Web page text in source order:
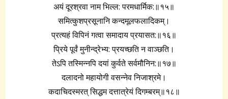
अयं दूरश्रवा नाम भिल्ल: परमधार्मिक:॥१५॥
समित्कुशप्रसूनानि कन्दमूलफलादिकम्‌।
प्रत्यहं विपिनं गत्वा समादाय प्रयासत:॥१६॥
प्रिये पूर्वं मुनीन्द्रेभ्य: प्रयच्छति न वाञ्छति।
तेऽपि तस्मिन्नपि दयां कुर्वते सर्वमौनिन:॥१७॥
दलादनो महायोगी वसन्नेव निजाश्रमे।
कदाचिदस्मरत्‌ सिद्धम दत्तात्रेयं दिगम्बरम्‌॥१८॥